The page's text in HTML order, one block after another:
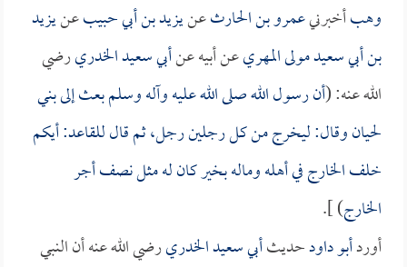
وهبأخبرنيعمرو بن الحارثعنيزيد بن أبي حبيبعنيزيد
بن أبي سعيد مولى المهريعن أبيه عنأبي سعيد الخدريرضي
الله عنه: (أن رسول الله صلى الله عليه وآله وسلم بعث إلى بني
لحيان وقال: ليخرج من كل رجلين رجل، ثم قال للقاعد: أيكم
خلف الخارج في أهله وماله بخير كان له مثل نصف أجر
الخارج) ].
أوردأبو داودحديثأبي سعيد الخدريرضي الله عنه أن النبي